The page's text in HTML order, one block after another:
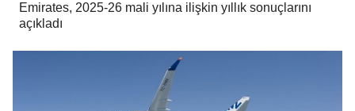
Emirates, 2025-26 mali yılına ilişkin yıllık sonuçlarını
açıkladı